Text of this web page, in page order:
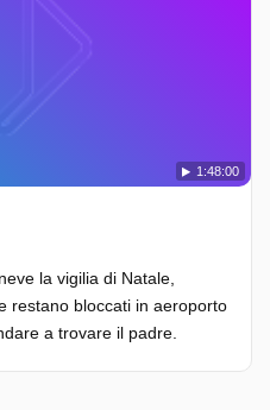
1:48:00
la vigilia di Natale,
restano bloccati in aeroporto
a trovare il padre.